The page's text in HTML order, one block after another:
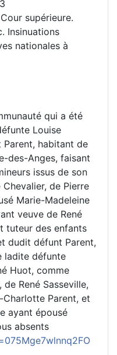
supérieure.
Insinuations
nationales à
qui a été
Louise
Parent, habitant de
des-Anges, faisant
issus de son
de Pierre
Marie-Madeleine
veuve de René
tuteur des enfants
dudit défunt Parent,
ladite défunte
Huot, comme
René Sasseville,
Parent, et
ayant épousé
absents